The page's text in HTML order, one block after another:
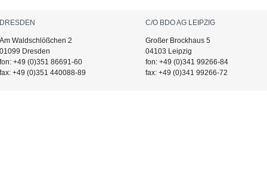
DRESDEN
Am Waldschlößchen 2
01099 Dresden
fon: +49 (0)351 86691-60
fax: +49 (0)351 440088-89
C/O BDO AG LEIPZIG
Großer Brockhaus 5
04103 Leipzig
fon: +49 (0)341 99266-84
fax: +49 (0)341 99266-72